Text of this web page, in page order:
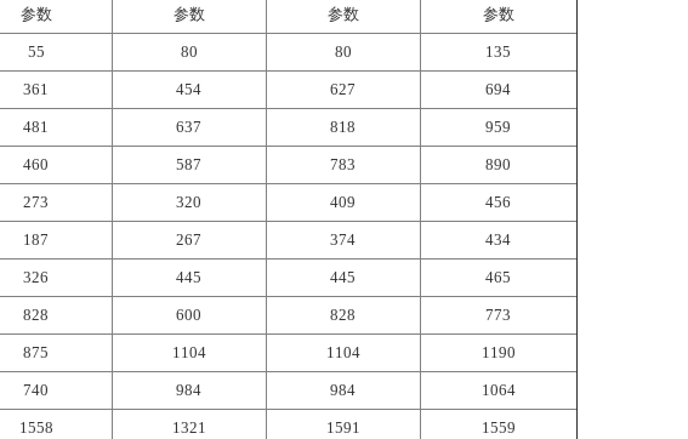
参数 参数 参数 参数
55 80 80 135
361 454 627 694
481 637 818 959
460 587 783 890
273 320 409 456
187 267 374 434
326 445 445 465
828 600 828 773
875 1104 1104 1190
740 984 984 1064
1558 1321 1591 1559